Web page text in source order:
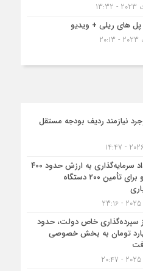
پل های ریلی + ویدیو
نیازمند ردیف بودجه مستقل
امضای قرارداد سرمایه‌گذاری به ارزش حدود ۴۰۰
میلیون یورو برای تأمین ۲۰۰ دستگاه
از سپرده‌گذاری خاص دولت، حدود
تومان به بخش خصوصی